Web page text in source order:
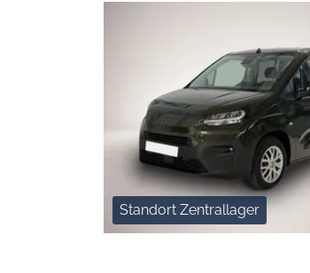
Standort Zentrallager